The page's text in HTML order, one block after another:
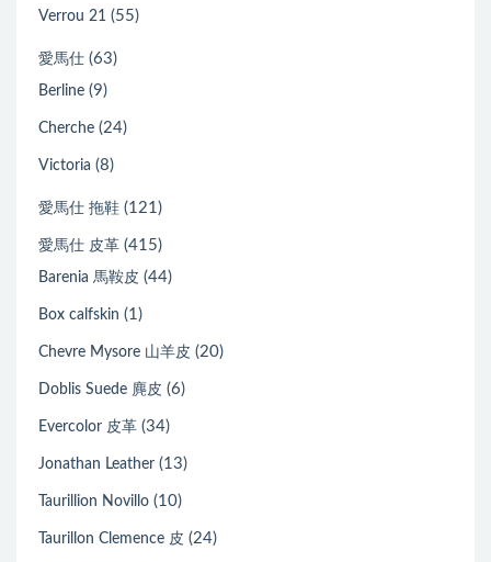
Verrou 21 (55)
愛馬仕 (63)
Berline (9)
Cherche (24)
Victoria (8)
愛馬仕 拖鞋 (121)
愛馬仕 皮革 (415)
Barenia 馬鞍皮 (44)
Box calfskin (1)
Chevre Mysore 山羊皮 (20)
Doblis Suede 麂皮 (6)
Evercolor 皮革 (34)
Jonathan Leather (13)
Taurillion Novillo (10)
Taurillon Clemence 皮 (24)